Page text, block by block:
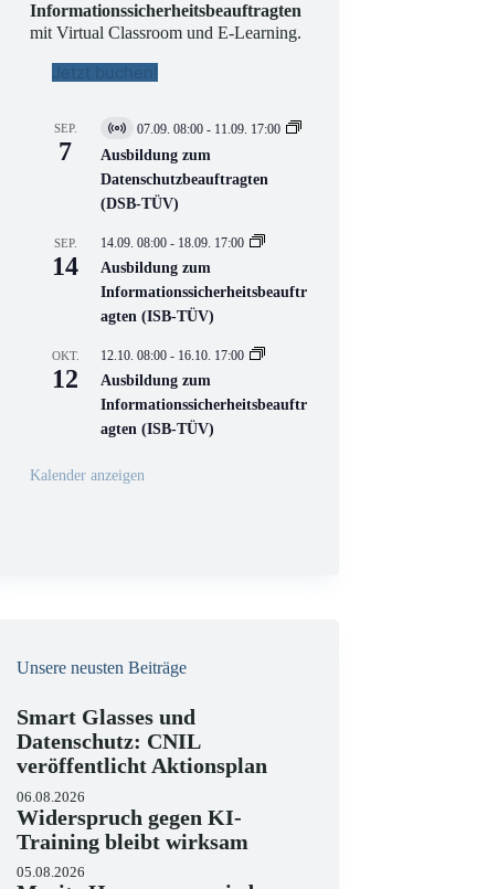
Informationssicherheitsbeauftragten
mit Virtual Classroom und E-Learning.
Jetzt buchen!
SEP.
7
V
i
t
u
l
V
e
r
n
s
t
a
t
n
07.09. 08:00 - 11.09. 17:00
Ausbildung zum
Datenschutzbeauftragten
(DSB-TÜV)
SEP.
14
14.09. 08:00 - 18.09. 17:00
Ausbildung zum
Informationssicherheitsbeauftr
agten (ISB-TÜV)
OKT.
12
12.10. 08:00 - 16.10. 17:00
Ausbildung zum
Informationssicherheitsbeauftr
agten (ISB-TÜV)
Kalender anzeigen
Unsere neusten Beiträge
Smart Glasses und
Datenschutz: CNIL
veröffentlicht Aktionsplan
06.08.2026
Widerspruch gegen KI-
Training bleibt wirksam
05.08.2026